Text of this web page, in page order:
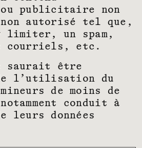
ou publicitaire non
autorisé tel que,
limiter, un spam,
courriels, etc.
saurait être
l’utilisation du
de moins de
conduit à
leurs données